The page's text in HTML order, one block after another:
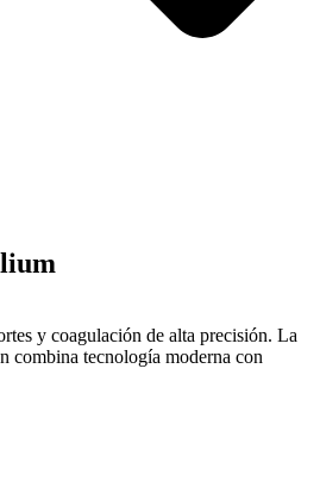
y coagulación de alta precisión. La
combina tecnología moderna con